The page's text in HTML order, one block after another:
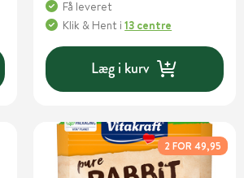
Få leveret
Klik & Hent i13 centre
Læg i kurv
2 FOR 49,95